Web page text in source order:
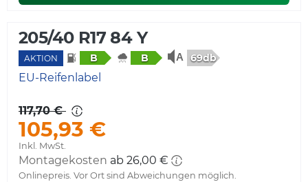
205/40 R17 84 Y
AKTION B B 69db
EU-Reifenlabel
117,70 €
105,93 €
Inkl. MwSt.
Montagekosten ab 26,00 €
Onlinepreis. Vor Ort sind Abweichungen möglich.